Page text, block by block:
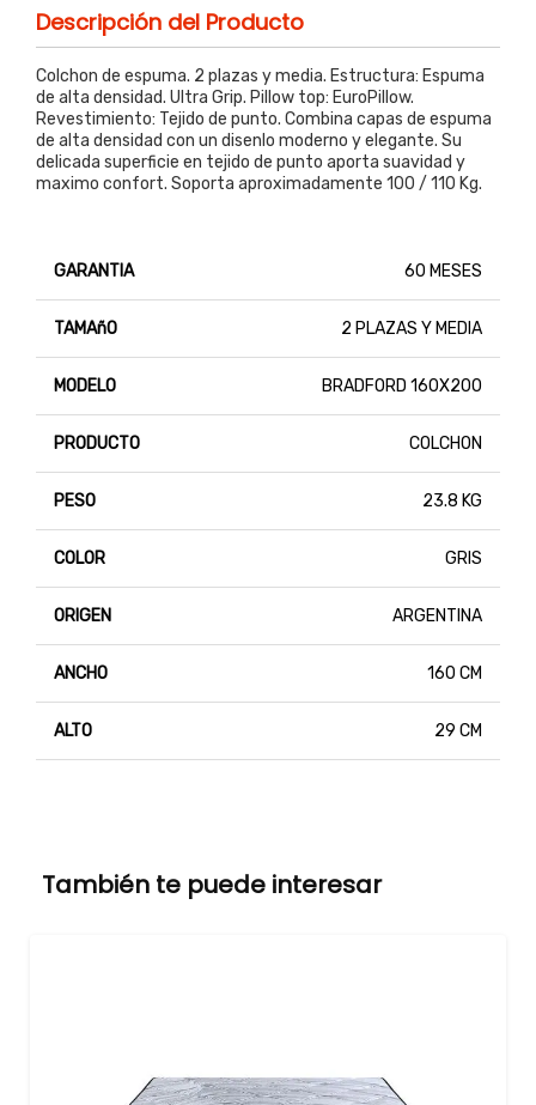
Descripción del Producto
Colchon de espuma. 2 plazas y media. Estructura: Espuma
de alta densidad. Ultra Grip. Pillow top: EuroPillow.
Revestimiento: Tejido de punto. Combina capas de espuma
de alta densidad con un disenlo moderno y elegante. Su
delicada superficie en tejido de punto aporta suavidad y
maximo confort. Soporta aproximadamente 100 / 110 Kg.
GARANTIA 60 MESES
TAMAñO 2 PLAZAS Y MEDIA
MODELO BRADFORD 160X200
PRODUCTO COLCHON
PESO 23.8 KG
COLOR GRIS
ORIGEN ARGENTINA
ANCHO 160 CM
ALTO 29 CM
También te puede interesar